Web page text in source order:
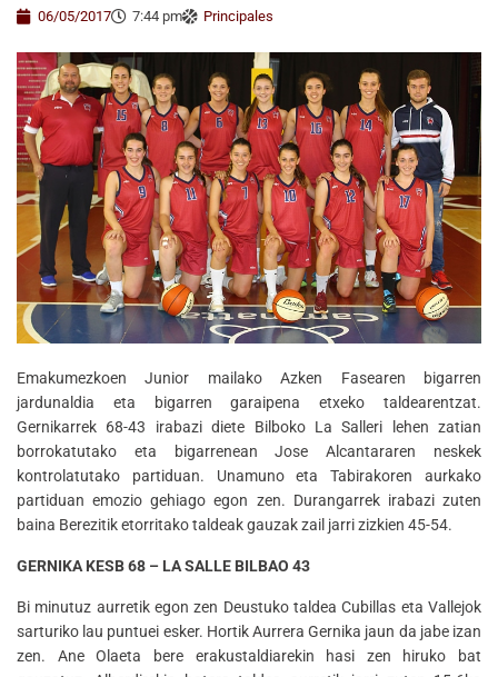
06/05/2017 7:44 pm Principales
Emakumezkoen Junior mailako Azken Fasearen bigarren
jardunaldia eta bigarren garaipena etxeko taldearentzat.
Gernikarrek 68-43 irabazi diete Bilboko La Salleri lehen zatian
borrokatutako eta bigarrenean Jose Alcantararen neskek
kontrolatutako partiduan. Unamuno eta Tabirakoren aurkako
partiduan emozio gehiago egon zen. Durangarrek irabazi zuten
baina Berezitik etorritako taldeak gauzak zail jarri zizkien 45-54.
GERNIKA KESB 68 – LA SALLE BILBAO 43
Bi minutuz aurretik egon zen Deustuko taldea Cubillas eta Vallejok
sarturiko lau puntuei esker. Hortik Aurrera Gernika jaun da jabe izan
zen. Ane Olaeta bere erakustaldiarekin hasi zen hiruko bat